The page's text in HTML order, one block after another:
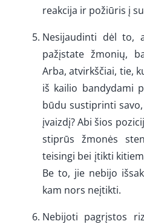
reakcija ir požiūris į
Nesijaudinti dėl to,
pažįstate žmonių,
Arba, atvirkščiai, tie,
iš kailio bandydami
būdu sustiprinti
įvaizdį? Abi šios
stiprūs žmonės
teisingi bei įtikti
Be to, jie nebijo
kam nors neįtikti.
Nebijoti pagrįstos